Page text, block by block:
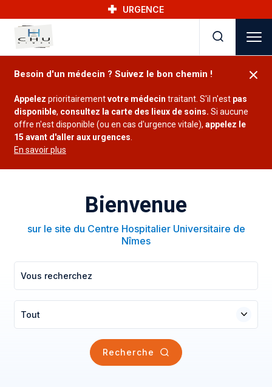
URGENCE
Besoin d'un médecin ? Suivez le bon chemin !
Appelez prioritairementvotre médecin traitant. S'il n'est pas
disponible, consultez la carte des lieux de soins. Si aucune
offre n'est disponible (ou en cas d'urgence vitale), appelez le
15 avant d'aller aux urgences
En savoir plus
Bienvenue
sur le site du Centre Hospitalier Universitaire de
Nîmes
Tout
Recherche